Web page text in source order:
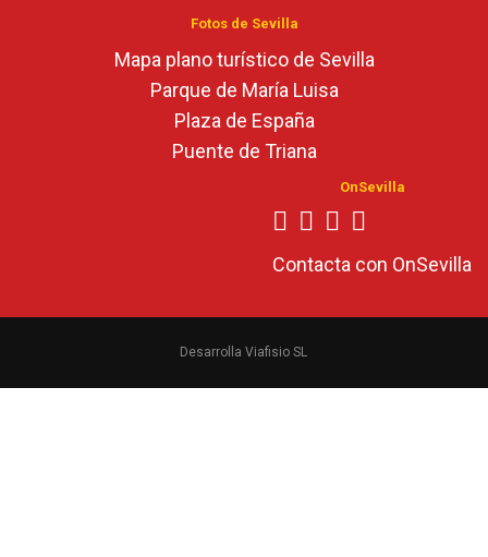
Fotos de Sevilla
Mapa plano turístico de Sevilla
Parque de María Luisa
Plaza de España
Puente de Triana
OnSevilla
Contacta con OnSevilla
Desarrolla Viafisio SL